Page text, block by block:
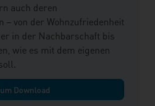
auch deren
– von der Wohnzufriedenheit
in der Nachbarschaft bis
wie es mit dem eigenen
Download